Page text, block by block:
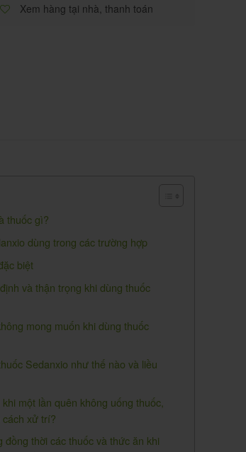
Xem hàng tại nhà, thanh toán
thuốc gì?
dùng trong các trường hợp
biệt
và thận trọng khi dùng thuốc
mong muốn khi dùng thuốc
Sedanxio như thế nào và liều
một lần quên không uống thuốc,
xử trí?
đồng thời các thuốc và thức ăn khi